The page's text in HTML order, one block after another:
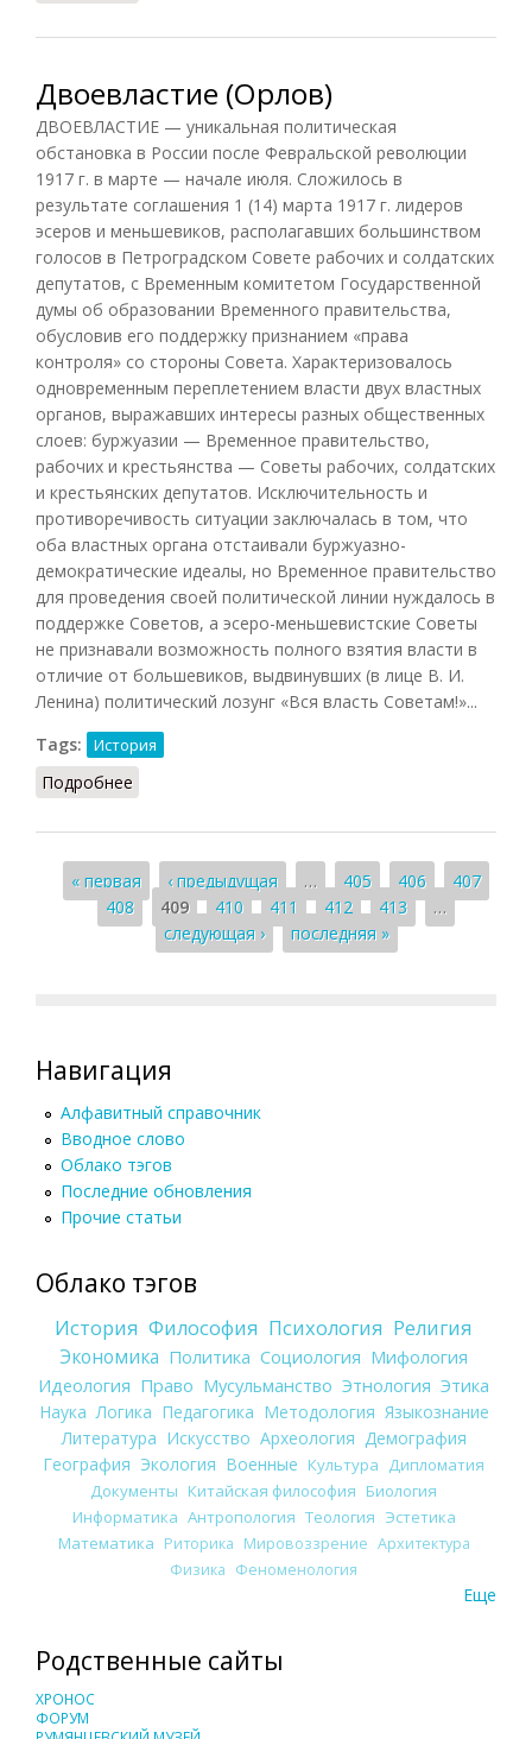
Двоевластие (Орлов)
ДВОЕВЛАСТИЕ — уникальная политическая
обстановка в России после Февральской революции
1917 г. в марте — начале июля. Сложилось в
результате соглашения 1 (14) марта 1917 г. лидеров
эсеров и меньшевиков, располагавших большинством
голосов в Петроградском Совете рабочих и солдатских
депутатов, с Временным комитетом Государственной
думы об образовании Временного правительства,
обусловив его поддержку признанием «права
контроля» со стороны Совета. Характеризовалось
одновременным переплетением власти двух властных
органов, выражавших интересы разных общественных
слоев: буржуазии — Временное правительство,
рабочих и крестьянства — Советы рабочих, солдатских
и крестьянских депутатов. Исключительность и
противоречивость ситуации заключалась в том, что
оба властных органа отстаивали буржуазно-
демократические идеалы, но Временное правительство
для проведения своей политической линии нуждалось в
поддержке Советов, а эсеро-меньшевистские Советы
не признавали возможность полного взятия власти в
отличие от большевиков, выдвинувших (в лице В. И.
Ленина) политический лозунг «Вся власть Советам!»...
Tags:
История
Подробнее
Страницы
« первая ‹ предыдущая … 405 406
407
408
409 410 411 412 413
…
следующая ›
последняя »
Навигация
Алфавитный справочник
Вводное слово
Облако тэгов
Последние обновления
Прочие статьи
Облако тэгов
История Философия Психология Религия
Экономика Политика Социология Мифология
Идеология Право Мусульманство Этнология Этика
Наука Логика Педагогика Методология Языкознание
Литература Искусство Археология Демография
География Экология Военные Культура
Дипломатия
Документы Китайская философия Биология
Информатика Антропология Теология Эстетика
Математика Риторика Мировоззрение Архитектура
Физика Феноменология
Еще
Родственные сайты
ХРОНОС
ФОРУМ